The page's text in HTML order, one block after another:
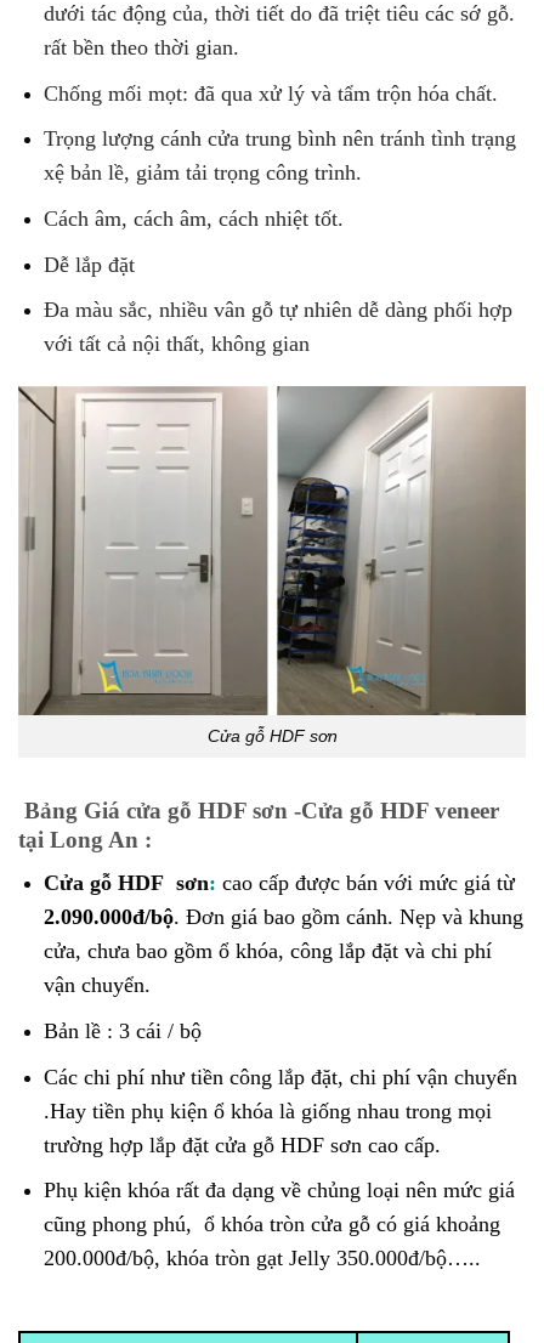
dưới tác động của, thời tiết do đã triệt tiêu các sớ gỗ.
rất bền theo thời gian.
Chống mối mọt: đã qua xử lý và tẩm trộn hóa chất.
Trọng lượng cánh cửa trung bình nên tránh tình trạng
xệ bản lề, giảm tải trọng công trình.
Cách âm, cách âm, cách nhiệt tốt.
Dễ lắp đặt
Đa màu sắc, nhiều vân gỗ tự nhiên dễ dàng phối hợp
với tất cả nội thất, không gian
Cửa gỗ HDF sơn
Bảng Giá cửa gỗ HDF sơn -Cửa gỗ HDF veneer
tại Long An :
Cửa gỗ HDF sơn: cao cấp được bán với mức giá từ
2.090.000đ/bộ. Đơn giá bao gồm cánh. Nẹp và khung
cửa, chưa bao gồm ổ khóa, công lắp đặt và chi phí
vận chuyển.
Bản lề : 3 cái / bộ
Các chi phí như tiền công lắp đặt, chi phí vận chuyển
.Hay tiền phụ kiện ổ khóa là giống nhau trong mọi
trường hợp lắp đặt cửa gỗ HDF sơn cao cấp.
Phụ kiện khóa rất đa dạng về chủng loại nên mức giá
cũng phong phú, ổ khóa tròn cửa gỗ có giá khoảng
200.000đ/bộ, khóa tròn gạt Jelly 350.000đ/bộ…..